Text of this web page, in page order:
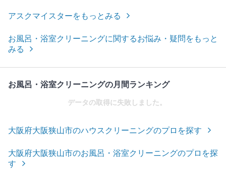
アスクマイスターをもっとみる
お風呂・浴室クリーニングに関するお悩み・疑問をもっと
みる
お風呂・浴室クリーニングの月間ランキング
データの取得に失敗しました。
大阪府大阪狭山市のハウスクリーニングのプロを探す
大阪府大阪狭山市のお風呂・浴室クリーニングのプロを探
す